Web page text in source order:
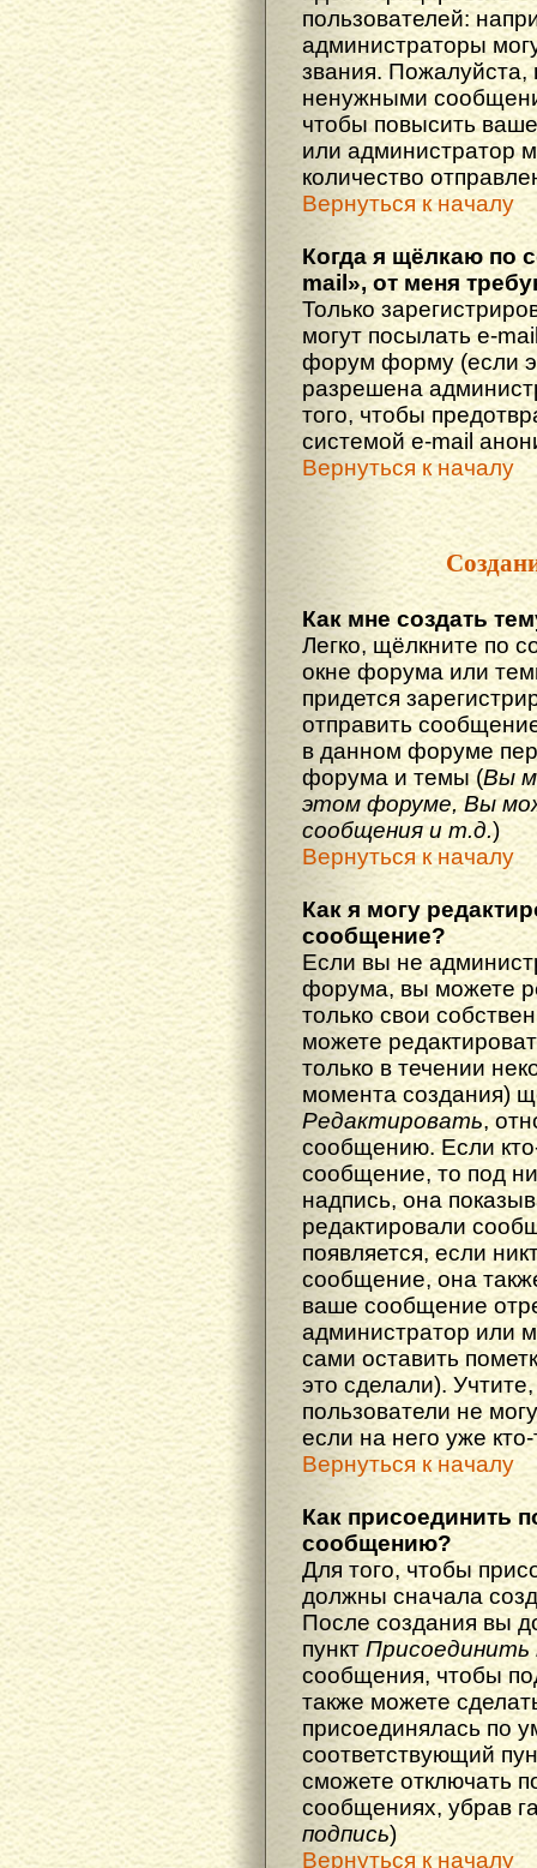
пользователей:
администраторы
звания.
ненужными
чтобы повысить
или администратор
количество
Вернуться к началу
Когда я щёлкаю по
mail», от меня
Только
могут посылать e-
форум форму (если
разрешена
того, чтобы
системой e-mail
Вернуться к началу
Как мне создать
Легко, щёлкните по
окне форума или
придется
отправить
в данном форуме
форума и темы (Вы
этом форуме, Вы
сообщения и т.д.)
Вернуться к началу
Как я могу
сообщение?
Если вы не
форума, вы можете
только свои
можете
только в течении
момента создания)
Редактировать,
сообщению. Если
сообщение, то под
надпись, она
редактировали
появляется, если
сообщение, она
ваше сообщение
администратор или
сами оставить
это сделали).
пользователи не
если на него уже
Вернуться к началу
Как присоединить
сообщению?
Для того, чтобы
должны сначала
После создания вы
пункт Присоединить
сообщения, чтобы
также можете
присоединялась по
соответствующий
сможете отключать
сообщениях, убрав
подпись)
Вернуться к началу